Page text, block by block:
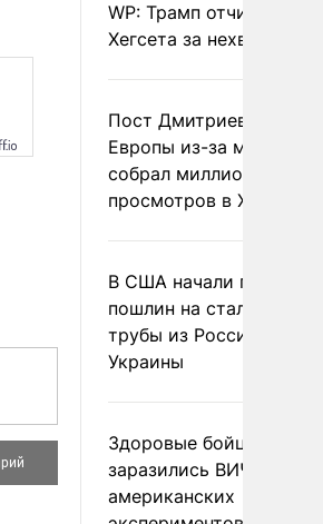
WP: Трамп отчитал
Хегсета за нехватку
Пост Дмитриева о
Европы из-за
собрал миллион
просмотров в X
В США начали
пошлин на стальные
трубы из России и с
Украины
Здоровые бойцы ВСУ
заразились ВИЧ после
американских